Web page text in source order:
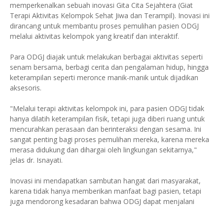
memperkenalkan sebuah inovasi Gita Cita Sejahtera (Giat
Terapi Aktivitas Kelompok Sehat Jiwa dan Terampil). Inovasi ini
dirancang untuk membantu proses pemulihan pasien ODGJ
melalui aktivitas kelompok yang kreatif dan interaktif.
Para ODGJ diajak untuk melakukan berbagai aktivitas seperti
senam bersama, berbagi cerita dan pengalaman hidup, hingga
keterampilan seperti meronce manik-manik untuk dijadikan
aksesoris.
"Melalui terapi aktivitas kelompok ini, para pasien ODGJ tidak
hanya dilatih keterampilan fisik, tetapi juga diberi ruang untuk
mencurahkan perasaan dan berinteraksi dengan sesama. Ini
sangat penting bagi proses pemulihan mereka, karena mereka
merasa didukung dan dihargai oleh lingkungan sekitarnya,"
jelas dr. Isnayati.
Inovasi ini mendapatkan sambutan hangat dari masyarakat,
karena tidak hanya memberikan manfaat bagi pasien, tetapi
juga mendorong kesadaran bahwa ODGJ dapat menjalani